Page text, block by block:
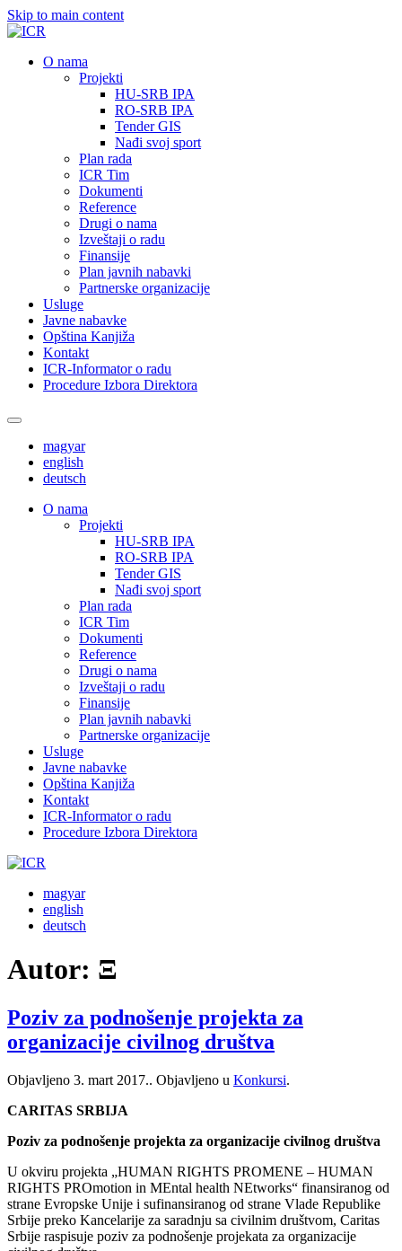
Skip to main content
О nama
Projekti
HU-SRB IPA
RO-SRB IPA
Tender GIS
Nađi svoj sport
Plan rada
ICR Tim
Dokumenti
Reference
Drugi o nama
Izveštaji o radu
Finansije
Plan javnih nabavki
Partnerske organizacije
Usluge
Javne nabavke
Opština Kanjiža
Kontakt
ICR-Informator o radu
Procedure Izbora Direktora
magyar
english
deutsch
О nama
Projekti
HU-SRB IPA
RO-SRB IPA
Tender GIS
Nađi svoj sport
Plan rada
ICR Tim
Dokumenti
Reference
Drugi o nama
Izveštaji o radu
Finansije
Plan javnih nabavki
Partnerske organizacije
Usluge
Javne nabavke
Opština Kanjiža
Kontakt
ICR-Informator o radu
Procedure Izbora Direktora
magyar
english
deutsch
Autor: Ξ
Poziv za podnošenje projekta za
organizacije civilnog društva
Objavljeno 3. mart 2017.. Objavljeno u Konkursi.
CARITAS SRBIJA
Poziv za podnošenje projekta za organizacije civilnog društva
U okviru projekta „HUMAN RIGHTS PROMENE – HUMAN
RIGHTS PROmotion in MEntal health NEtworks“ finansiranog od
strane Evropske Unije i sufinansiranog od strane Vlade Republike
Srbije preko Kancelarije za saradnju sa civilnim društvom, Caritas
Srbije raspisuje poziv za podnošenje projekata za organizacije